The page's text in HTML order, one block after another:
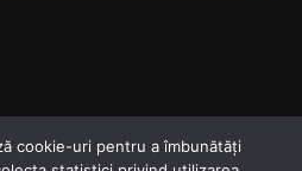
cookie-uri pentru a îmbunătăți